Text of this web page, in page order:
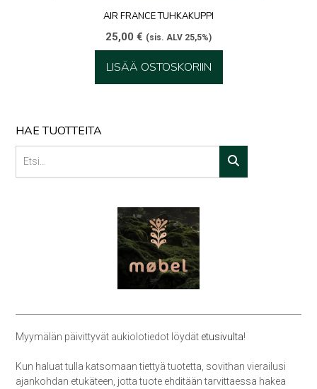
AIR FRANCE TUHKAKUPPI
25,00 € (sis. ALV 25,5%)
LISÄÄ OSTOSKORIIN
HAE TUOTTEITA
Myymälän päivittyvät aukiolotiedot löydät etusivulta!
Kun haluat tulla katsomaan tiettyä tuotetta, sovithan vierailusi
ajankohdan etukäteen, jotta tuote ehditään tarvittaessa hakea